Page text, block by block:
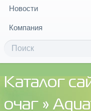
Новости
Компания
Каталог
очаг »